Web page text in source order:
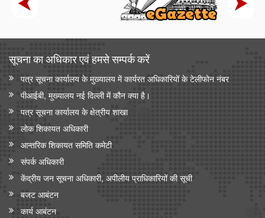
सूचना का अधिकार एवं हमसे सम्‍पर्क करें
पत्र सूचना कार्यालय के मुख्यालय में कार्यरत अधिकारियों के टेलीफोन नंबर
पीआईबी, मुख्यालय नई दिल्ली में कौन क्या है।
पत्र सूचना कार्यालय के क्षेत्रीय शाखा
लोक शिकायत अधिकारी
आन्‍तरिक शिकायत समिति कमेटी
संपर्क अधिकारी
केंद्रीय जन सूचना अधिकारी, अपीलीय प्राधिकारियों की सूची
बजट आबंटन
कार्य आबंटन